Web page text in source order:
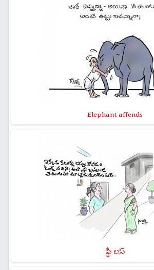
Elephant affends
ఫ్రీ బస్